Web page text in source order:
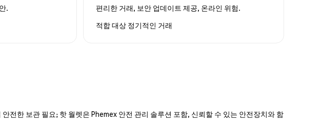
.
편리한 거래, 보안 업데이트 제공, 온라인 위험.
적합 대상 정기적인 거래
전한 보관 필요; 핫 월렛은 Phemex 안전 관리 솔루션 포함, 신뢰할 수 있는 안전장치와 함